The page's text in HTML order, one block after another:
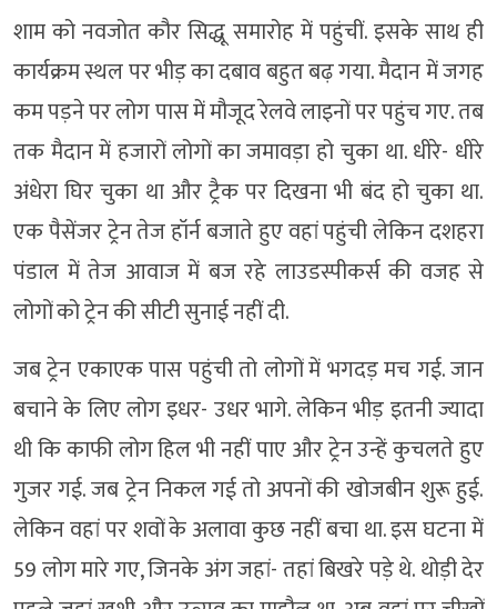
शाम को नवजोत कौर सिद्धू समारोह में पहुंचीं. इसके साथ ही
कार्यक्रम स्थल पर भीड़ का दबाव बहुत बढ़ गया. मैदान में जगह
कम पड़ने पर लोग पास में मौजूद रेलवे लाइनों पर पहुंच गए. तब
तक मैदान में हजारों लोगों का जमावड़ा हो चुका था. धीरे- धीरे
अंधेरा घिर चुका था और ट्रैक पर दिखना भी बंद हो चुका था.
एक पैसेंजर ट्रेन तेज हॉर्न बजाते हुए वहां पहुंची लेकिन दशहरा
पंडाल में तेज आवाज में बज रहे लाउडस्पीकर्स की वजह से
लोगों को ट्रेन की सीटी सुनाई नहीं दी.
जब ट्रेन एकाएक पास पहुंची तो लोगों में भगदड़ मच गई. जान
बचाने के लिए लोग इधर- उधर भागे. लेकिन भीड़ इतनी ज्यादा
थी कि काफी लोग हिल भी नहीं पाए और ट्रेन उन्हें कुचलते हुए
गुजर गई. जब ट्रेन निकल गई तो अपनों की खोजबीन शुरू हुई.
लेकिन वहां पर शवों के अलावा कुछ नहीं बचा था. इस घटना में
59 लोग मारे गए, जिनके अंग जहां- तहां बिखरे पड़े थे. थोड़ी देर